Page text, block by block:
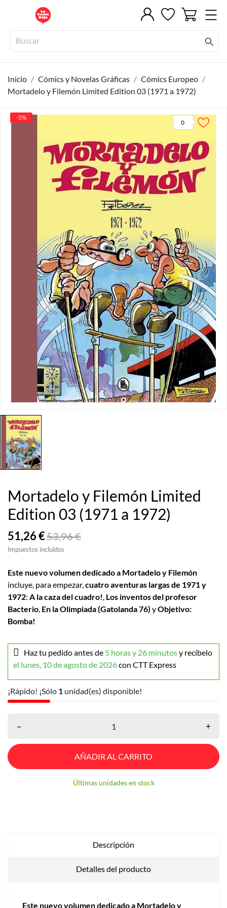
Inicio Cómics y Novelas Gráficas
Cómics Europeo
Mortadelo y Filemón Limited Edition 03 (1971 a 1972)
0
-5%
Mortadelo y Filemón Limited
Edition 03 (1971 a 1972)
51,26 €53,96 €
Impuestos incluidos
Este nuevo volumen dedicado a Mortadelo y Filemón
incluye, para empezar,cuatro aventuras largas de 1971 y
1972: A la caza del cuadro!, Los inventos del profesor
Bacterio, En la Olimpiada (Gatolanda 76) yObjetivo:
Bomba!
Haz tu pedido antes de 5 horas y 26 minutosy recíbelo
el lunes, 10 de agosto de 2026con CTT Express
¡Rápido! ¡Sólo 1 unidad(es) disponible!
– +
AÑADIR AL CARRITO
Últimas unidades en stock
Descripción
Detalles del producto
Este nuevo volumen dedicado a Mortadelo y